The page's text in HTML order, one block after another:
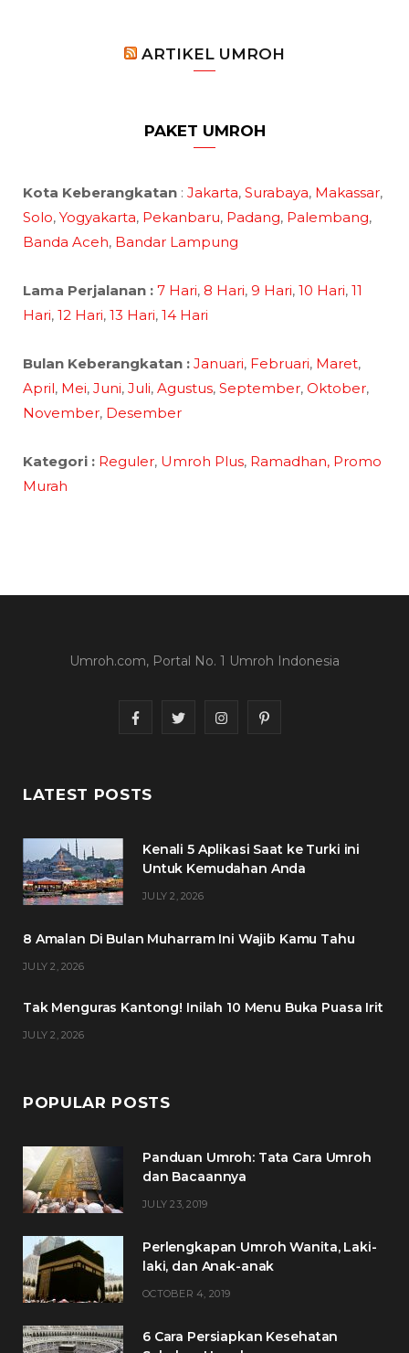
ARTIKEL UMROH
PAKET UMROH
Kota Keberangkatan : Jakarta, Surabaya, Makassar,
Solo, Yogyakarta, Pekanbaru, Padang, Palembang,
Banda Aceh, Bandar Lampung
Lama Perjalanan : 7 Hari, 8 Hari, 9 Hari, 10 Hari, 11
Hari, 12 Hari, 13 Hari, 14 Hari
Bulan Keberangkatan : Januari, Februari, Maret,
April, Mei, Juni, Juli, Agustus, September, Oktober,
November, Desember
Kategori : Reguler, Umroh Plus, Ramadhan, Promo
Murah
Umroh.com, Portal No. 1 Umroh Indonesia
F
b
T
t
I
a
P
e
LATEST POSTS
Kenali 5 Aplikasi Saat ke Turki ini
Untuk Kemudahan Anda
JULY 2, 2026
8 Amalan Di Bulan Muharram Ini Wajib Kamu Tahu
JULY 2, 2026
Tak Menguras Kantong! Inilah 10 Menu Buka Puasa Irit
JULY 2, 2026
POPULAR POSTS
Panduan Umroh: Tata Cara Umroh
dan Bacaannya
JULY 23, 2019
Perlengkapan Umroh Wanita, Laki-
laki, dan Anak-anak
OCTOBER 4, 2019
6 Cara Persiapkan Kesehatan